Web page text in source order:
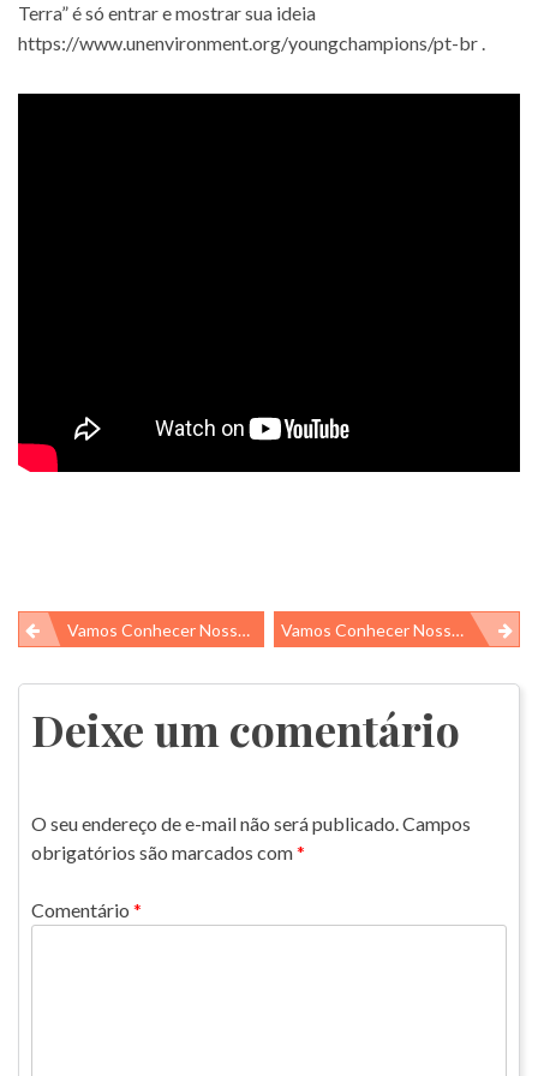
Terra” é só entrar e mostrar sua ideia
https://www.unenvironment.org/youngchampions/pt-br .
Navegação
de
Post
Vamos Conhecer Nossos Alunos De Iniciação Científica E Suas Pesquisas! – Parte 1 Vamos Conhecer Nossos Alunos De Iniciação Científica E Suas Pesquisas! – Parte 2
Deixe um comentário
O seu endereço de e-mail não será publicado.Campos
obrigatórios são marcados com*
Comentário *